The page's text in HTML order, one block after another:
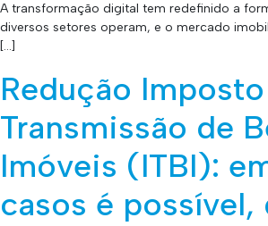
A transformação digital tem redefinido a
diversos setores operam, e o mercado
[…]
Redução
Transmissão de
Imóveis (ITBI):
casos é possível,